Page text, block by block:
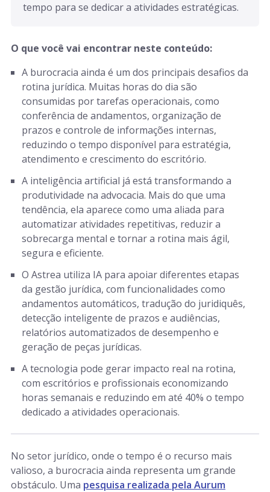
tempo para se dedicar a atividades estratégicas.
O que você vai encontrar neste conteúdo:
A burocracia ainda é um dos principais desafios da
rotina jurídica. Muitas horas do dia são
consumidas por tarefas operacionais, como
conferência de andamentos, organização de
prazos e controle de informações internas,
reduzindo o tempo disponível para estratégia,
atendimento e crescimento do escritório.
A inteligência artificial já está transformando a
produtividade na advocacia. Mais do que uma
tendência, ela aparece como uma aliada para
automatizar atividades repetitivas, reduzir a
sobrecarga mental e tornar a rotina mais ágil,
segura e eficiente.
O Astrea utiliza IA para apoiar diferentes etapas
da gestão jurídica, com funcionalidades como
andamentos automáticos, tradução do juridiquês,
detecção inteligente de prazos e audiências,
relatórios automatizados de desempenho e
geração de peças jurídicas.
A tecnologia pode gerar impacto real na rotina,
com escritórios e profissionais economizando
horas semanais e reduzindo em até 40% o tempo
dedicado a atividades operacionais.
No setor jurídico, onde o tempo é o recurso mais
valioso, a burocracia ainda representa um grande
obstáculo. Uma pesquisa realizada pela Aurum